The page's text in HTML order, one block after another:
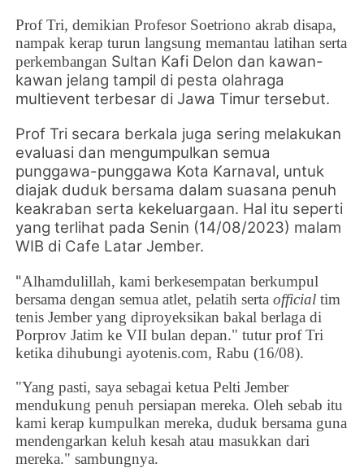
Prof Tri, demikian Profesor Soetriono akrab disapa,
nampak kerap turun langsung memantau latihan serta
perkembangan Sultan Kafi Delon dan kawan-
kawan jelang tampil di pesta olahraga
multievent terbesar di Jawa Timur tersebut.
Prof Tri secara berkala juga sering melakukan
evaluasi dan mengumpulkan semua
punggawa-punggawa Kota Karnaval, untuk
diajak duduk bersama dalam suasana penuh
keakraban serta kekeluargaan. Hal itu seperti
yang terlihat pada Senin (14/08/2023) malam
WIB di Cafe Latar Jember.
"Alhamdulillah, kami berkesempatan berkumpul
bersama dengan semua atlet, pelatih sertaofficialtim
tenis Jember yang diproyeksikan bakal berlaga di
Porprov Jatim ke VII bulan depan." tutur prof Tri
ketika dihubungi ayotenis.com, Rabu (16/08).
"Yang pasti, saya sebagai ketua Pelti Jember
mendukung penuh persiapan mereka. Oleh sebab itu
kami kerap kumpulkan mereka, duduk bersama guna
mendengarkan keluh kesah atau masukkan dari
mereka." sambungnya.